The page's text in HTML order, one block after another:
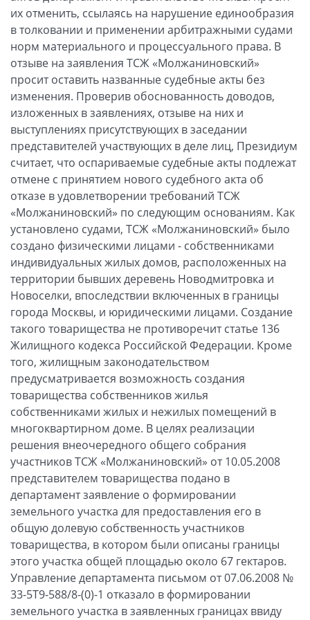
их отменить, ссылаясь на нарушение единообразия
в толковании и применении арбитражными судами
норм материального и процессуального права. В
отзыве на заявления ТСЖ «Молжаниновский»
просит оставить названные судебные акты без
изменения. Проверив обоснованность доводов,
изложенных в заявлениях, отзыве на них и
выступлениях присутствующих в заседании
представителей участвующих в деле лиц, Президиум
считает, что оспариваемые судебные акты подлежат
отмене с принятием нового судебного акта об
отказе в удовлетворении требований ТСЖ
«Молжаниновский» по следующим основаниям. Как
установлено судами, ТСЖ «Молжаниновский» было
создано физическими лицами - собственниками
индивидуальных жилых домов, расположенных на
территории бывших деревень Новодмитровка и
Новоселки, впоследствии включенных в границы
города Москвы, и юридическими лицами. Создание
такого товарищества не противоречит статье 136
Жилищного кодекса Российской Федерации. Кроме
того, жилищным законодательством
предусматривается возможность создания
товарищества собственников жилья
собственниками жилых и нежилых помещений в
многоквартирном доме. В целях реализации
решения внеочередного общего собрания
участников ТСЖ «Молжаниновский» от 10.05.2008
представителем товарищества подано в
департамент заявление о формировании
земельного участка для предоставления его в
общую долевую собственность участников
товарищества, в котором были описаны границы
этого участка общей площадью около 67 гектаров.
Управление департамента письмом от 07.06.2008 №
33-5Т9-588/8-(0)-1 отказало в формировании
земельного участка в заявленных границах ввиду